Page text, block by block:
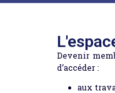
Devenir
d’accéder :
aux